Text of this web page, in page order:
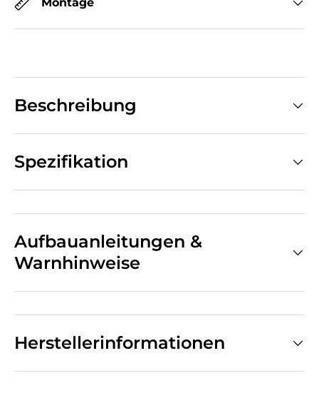
Beschreibung
Spezifikation
Aufbauanleitungen &
Warnhinweise
Herstellerinformationen